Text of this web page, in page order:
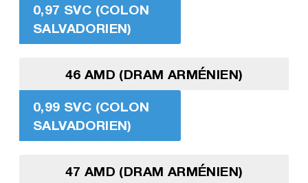
0,97 SVC (COLON
SALVADORIEN)
46 AMD (DRAM ARMÉNIEN)
0,99 SVC (COLON
SALVADORIEN)
47 AMD (DRAM ARMÉNIEN)